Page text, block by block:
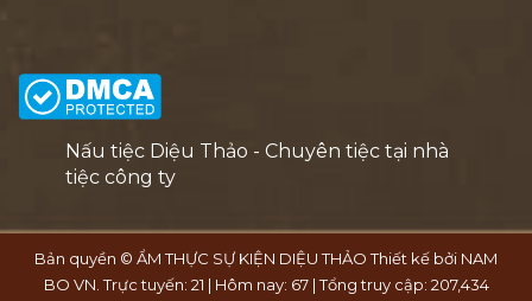
Nấu tiệc Diệu Thảo - Chuyên tiệc tại nhà
tiệc công ty
Bản quyền © ẨM THỰC SỰ KIỆN DIỆU THẢO Thiết kế bởi NAM
BO VN . Trực tuyến: 21 | Hôm nay: 67 | Tổng truy cập: 207,434